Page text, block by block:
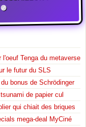
l'oeuf Tenga du metaverse
le futur du SLS
bonus de Schrödinger
de papier cul
qui chiait des briques
mega-deal MyCiné